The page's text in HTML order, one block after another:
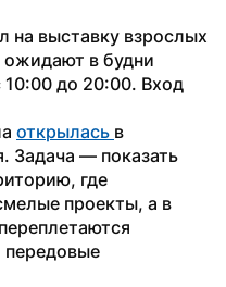
на выставку взрослых
ожидают в будни
10:00 до 20:00. Вход
открылась в
Задача — показать
где
проекты, а в
передовые